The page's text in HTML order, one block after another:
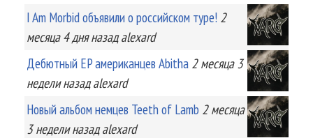
I Am Morbid объявили о российском туре! 2
месяца 4 дняназад alexard
Дебютный EP американцев Abitha 2 месяца 3
неделиназад alexard
Новый альбом немцев Teeth of Lamb 2 месяца
3 неделиназад alexard